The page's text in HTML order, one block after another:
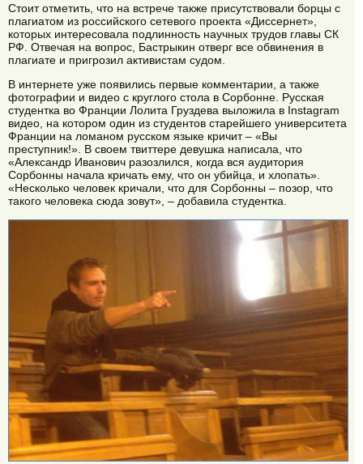
Стоит отметить, что на встрече также присутствовали борцы с
плагиатом из российского сетевого проекта «Диссернет»,
которых интересовала подлинность научных трудов главы СК
РФ. Отвечая на вопрос, Бастрыкин отверг все обвинения в
плагиате и пригрозил активистам судом.
В интернете уже появились первые комментарии, а также
фотографии и видео с круглого стола в Сорбонне. Русская
студентка во Франции Лолита Груздева выложила в Instagram
видео, на котором один из студентов старейшего университета
Франции на ломаном русском языке кричит – «Вы
преступник!». В своем твиттере девушка написала, что
«Александр Иванович разозлился, когда вся аудитория
Сорбонны начала кричать ему, что он убийца, и хлопать».
«Несколько человек кричали, что для Сорбонны – позор, что
такого человека сюда зовут», – добавила студентка.